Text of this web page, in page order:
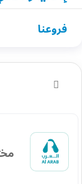
فروعنا